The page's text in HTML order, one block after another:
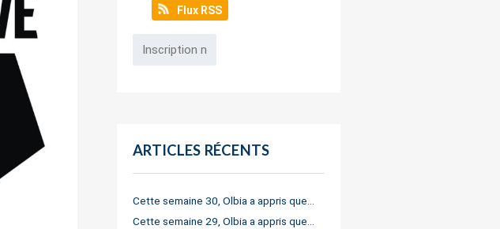
Flux RSS
ARTICLES RÉCENTS
Cette semaine 30, Olbia a appris que…
Cette semaine 29, Olbia a appris que…